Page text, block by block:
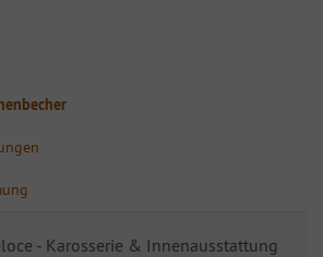
- Karosserie & Innenausstattung